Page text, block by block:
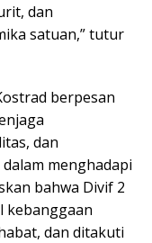
dan
satuan,” tutur
berpesan
dan
menghadapi
bahwa Divif 2
kebanggaan
dan ditakuti